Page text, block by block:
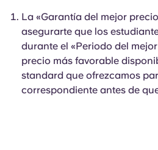
La «Garantía del mejor
asegurarte que los
durante el «Periodo del
precio más favorable
standard que ofrezcamos
correspondiente antes de